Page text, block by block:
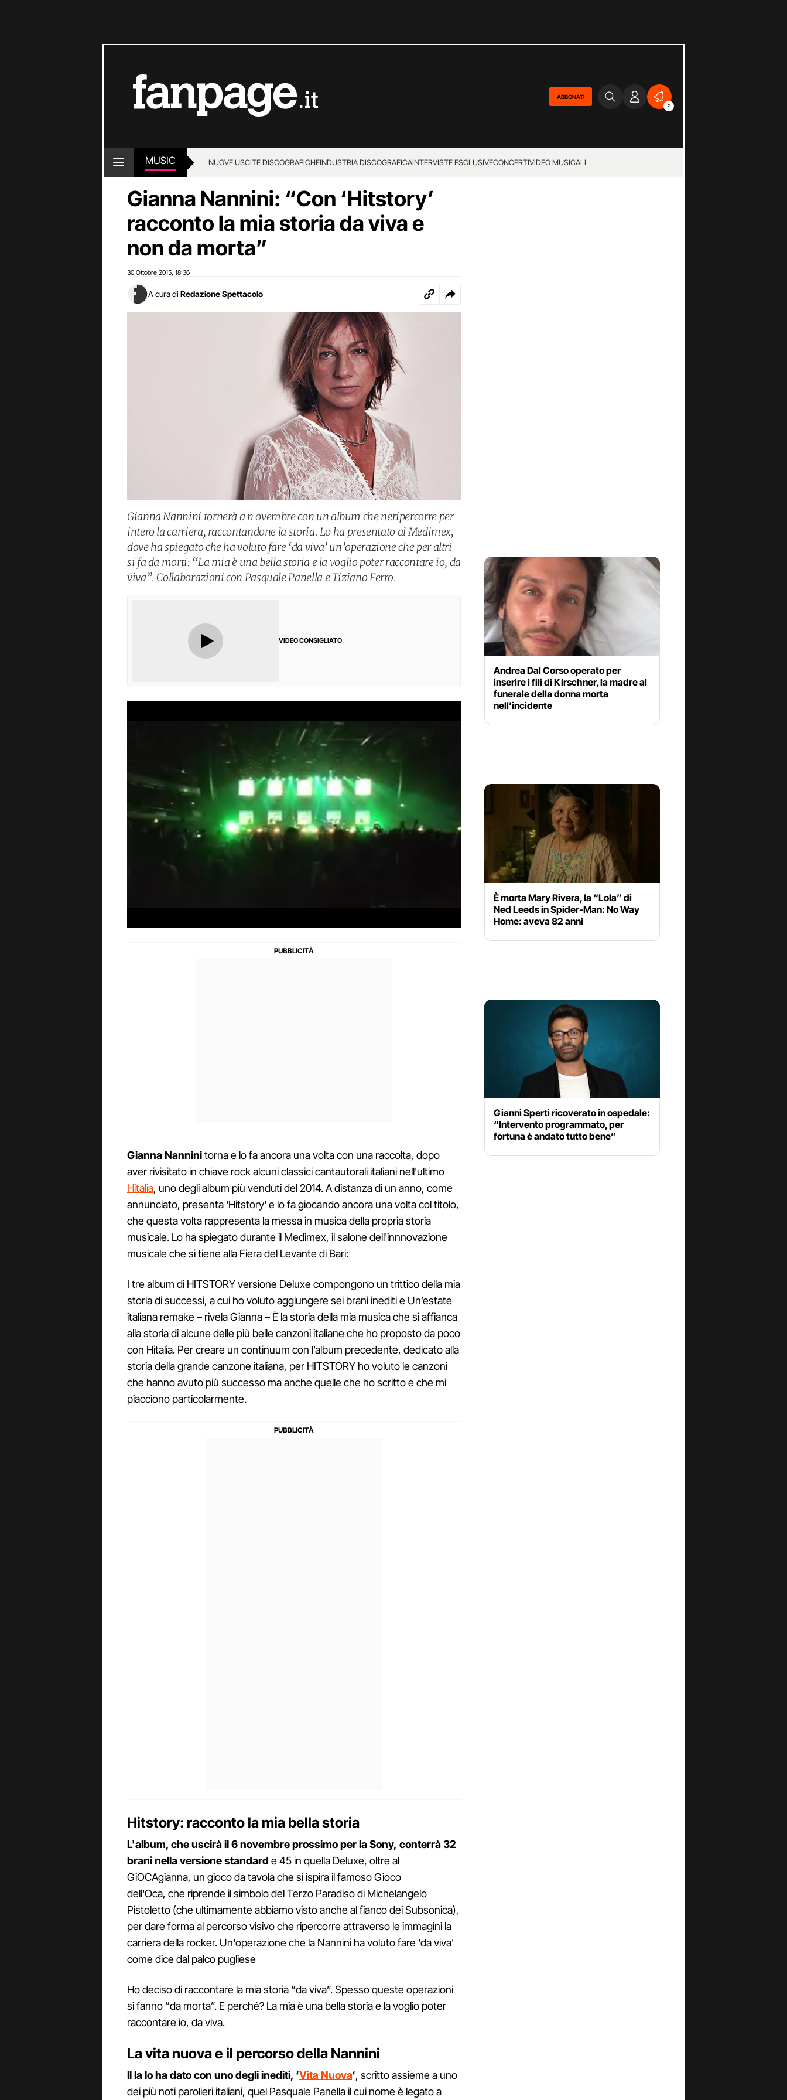
ABBONATI
2
MUSIC NUOVE USCITE DISCOGRAFICHEINDUSTRIA DISCOGRAFICAINTERVISTE ESCLUSIVECONCERTIVIDEO MUSICALI
Gianna Nannini: “Con ‘Hitstory’
racconto la mia storia da viva e
non da morta”
30 Ottobre 2015 18:36
A cura di Redazione Spettacolo
Gianna Nannini tornerà a n ovembre con un album che neripercorre per
intero la carriera, raccontandone la storia. Lo ha presentato al Medimex,
dove ha spiegato che ha voluto fare ‘da viva’ un’operazione che per altri
si fa da morti: “La mia è una bella storia e la voglio poter raccontare io, da
viva”. Collaborazioni con Pasquale Panella e Tiziano Ferro.
VIDEO CONSIGLIATO
Gianna Nanninitorna e lo fa ancora una volta con una raccolta, dopo
aver rivisitato in chiave rock alcuni classici cantautorali italiani nell'ultimo
Hitalia, uno degli album più venduti del 2014. A distanza di un anno, come
annunciato, presenta ‘Hitstory' e lo fa giocando ancora una volta col titolo,
che questa volta rappresenta la messa in musica della propria storia
musicale. Lo ha spiegato durante il Medimex, il salone dell'innnovazione
musicale che si tiene alla Fiera del Levante di Bari:
I tre album di HITSTORY versione Deluxe compongono un trittico della mia
storia di successi, a cui ho voluto aggiungere sei brani inediti e Un’estate
italiana remake – rivela Gianna – È la storia della mia musica che si affianca
alla storia di alcune delle più belle canzoni italiane che ho proposto da poco
con Hitalia. Per creare un continuum con l’album precedente, dedicato alla
storia della grande canzone italiana, per HITSTORY ho voluto le canzoni
che hanno avuto più successo ma anche quelle che ho scritto e che mi
piacciono particolarmente.
Hitstory: racconto la mia bella storia
L'album, che uscirà il 6 novembre prossimo per la Sony, conterrà 32
brani nella versione standard e 45 in quella Deluxe, oltre al
GiOCAgianna, un gioco da tavola che si ispira il famoso Gioco
dell'Oca, che riprende il simbolo del Terzo Paradiso di Michelangelo
Pistoletto (che ultimamente abbiamo visto anche al fianco dei Subsonica),
per dare forma al percorso visivo che ripercorre attraverso le immagini la
carriera della rocker. Un'operazione che la Nannini ha voluto fare ‘da viva'
come dice dal palco pugliese
Ho deciso di raccontare la mia storia “da viva”. Spesso queste operazioni
si fanno “da morta”. E perché? La mia è una bella storia e la voglio poter
raccontare io, da viva.
La vita nuova e il percorso della Nannini
Il la lo ha dato con uno degli inediti, ‘Vita Nuova‘, scritto assieme a uno
dei più noti parolieri italiani, quel Pasquale Panella il cui nome è legato a
Andrea Dal Corso operato per
inserire i fili di Kirschner, la madre al
funerale della donna morta
nell’incidente
È morta Mary Rivera, la “Lola” di
Ned Leeds in Spider-Man: No Way
Home: aveva 82 anni
Gianni Sperti ricoverato in ospedale:
“Intervento programmato, per
fortuna è andato tutto bene”